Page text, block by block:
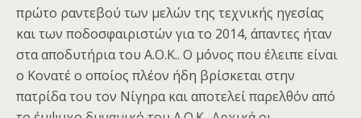
πρώτο ραντεβού των μελών της τεχνικής ηγεσίας
και των ποδοσφαιριστών για το 2014, άπαντες ήταν
στα αποδυτήρια του Α.Ο.Κ.. Ο μόνος που έλειπε είναι
ο Κονατέ ο οποίος πλέον ήδη βρίσκεται στην
πατρίδα του τον Νίγηρα και αποτελεί παρελθόν από